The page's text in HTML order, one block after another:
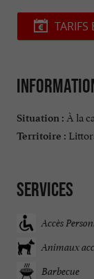
TARIFS
Situation : À la
Territoire :
Services
Accès
Animaux
Barbecue